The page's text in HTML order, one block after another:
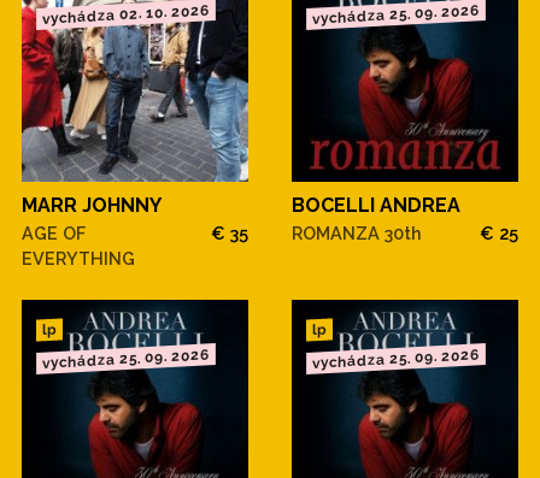
vychádza 02. 10. 2026
MARR JOHNNY
AGE OF
EVERYTHING
€ 35
vychádza 25. 09. 2026
BOCELLI ANDREA
ROMANZA 30th € 25
lp
vychádza 25. 09. 2026
lp
vychádza 25. 09. 2026